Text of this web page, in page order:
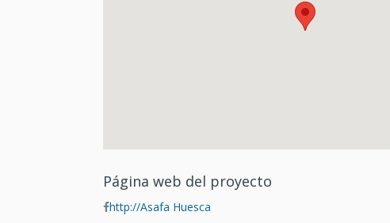
Página web del proyecto
http://Asafa Huesca